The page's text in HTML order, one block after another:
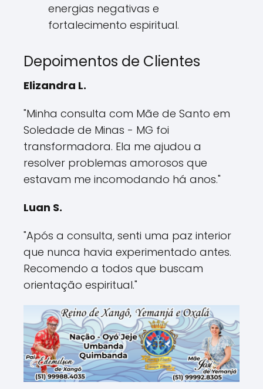
energias negativas e
fortalecimento espiritual.
Depoimentos de Clientes
Elizandra L.
"Minha consulta com Mãe de Santo em
Soledade de Minas - MG foi
transformadora. Ela me ajudou a
resolver problemas amorosos que
estavam me incomodando há anos."
Luan S.
"Após a consulta, senti uma paz interior
que nunca havia experimentado antes.
Recomendo a todos que buscam
orientação espiritual."